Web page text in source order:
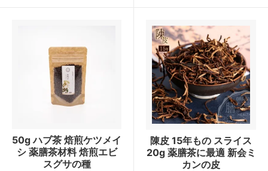
50g ハブ茶 焙煎ケツメイ
シ 薬膳茶材料 焙煎エビ
スグサの種
陳皮 15年もの スライス
20g 薬膳茶に最適 新会ミ
カンの皮